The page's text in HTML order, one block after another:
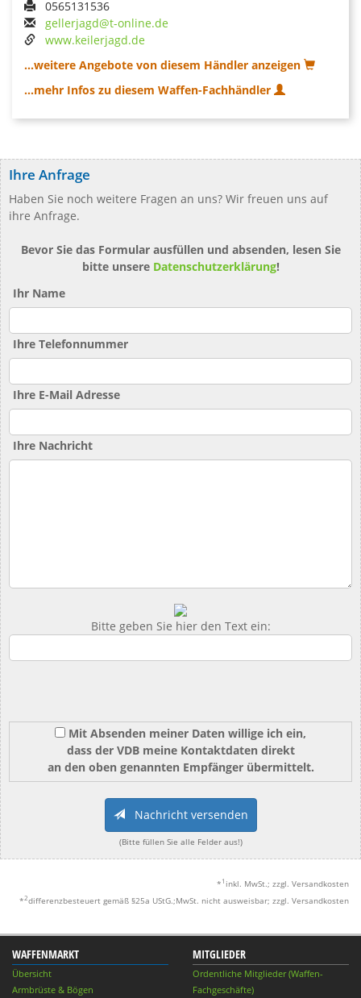
0565131536
gellerjagd@t-online.de
www.keilerjagd.de
...weitere Angebote von diesem Händler anzeigen
...mehr Infos zu diesem Waffen-Fachhändler
Ihre Anfrage
Haben Sie noch weitere Fragen an uns? Wir freuen uns auf
ihre Anfrage.
Bevor Sie das Formular ausfüllen und absenden, lesen Sie
bitte unsere Datenschutzerklärung!
Ihr Name
Ihre Telefonnummer
Ihre E-Mail Adresse
Ihre Nachricht
Bitte geben Sie hier den Text ein:
Mit Absenden meiner Daten willige ich ein,
dass der VDB meine Kontaktdaten direkt
an den oben genannten Empfänger übermittelt.
Nachricht versenden
(Bitte füllen Sie alle Felder aus!)
* 1 inkl. MwSt.; zzgl. Versandkosten
*2differenzbesteuert gemäß §25a UStG.;MwSt. nicht ausweisbar; zzgl. Versandkosten
WAFFENMARKT
Übersicht
Armbrüste & Bögen
MITGLIEDER
Ordentliche Mitglieder (Waffen-
Fachgeschäfte)